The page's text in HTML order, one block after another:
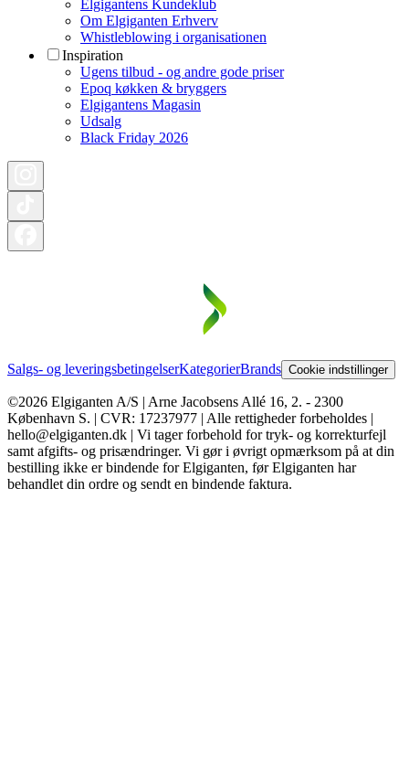
Elgigantens Kundeklub
Om Elgiganten Erhverv
Whistleblowing i organisationen
Inspiration
Ugens tilbud - og andre gode priser
Epoq køkken & bryggers
Elgigantens Magasin
Udsalg
Black Friday 2026
Salgs- og leveringsbetingelserKategorierBrands Cookie indstillinger
©2026 Elgiganten A/S | Arne Jacobsens Allé 16, 2. - 2300
København S. | CVR: 17237977 | Alle rettigheder forbeholdes |
hello@elgiganten.dk | Vi tager forbehold for tryk- og korrekturfejl
samt afgifts- og prisændringer. Vi gør i øvrigt opmærksom på at din
bestilling ikke er bindende for Elgiganten, før Elgiganten har
behandlet din ordre og sendt en bindende faktura.